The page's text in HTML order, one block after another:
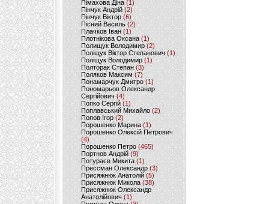
Пімахова Діна(1)
Пінчук Андрій(2)
Пінчук Віктор (6)
Пісний Василь (2)
Плачков Іван(1)
Плотнікова Оксана (1)
Полищук Володимир(2)
Поліщук Віктор Степанович(1)
Поліщук Володимир (1)
Полторак Степан(3)
Поляков Максим (7)
Понамарчук Дмитро (1)
Пономарьов Олександр
Сергійович(4)
Попко Сергій (1)
Поплавський Михайло (2)
Попов Ігор(2)
Порошенко Марина (1)
Порошенко Олексій Петрович
(4)
Порошенко Петро (465)
Портнов Андрій (9)
Потураєв Микита(1)
Прессман Олександр(3)
Присяжнюк Анатолій (5)
Присяжнюк Микола (38)
Присяжнюк Олександр
Анатолійович (1)